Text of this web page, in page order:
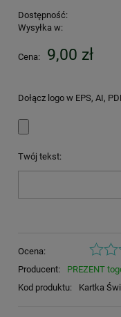
Dostępność:
Wysyłka w:
Cena: 9,00 zł
Dołącz logo w EPS, AI,
Twój tekst:
Ocena:
Producent:
PREZENT
Kod produktu:
Kartka